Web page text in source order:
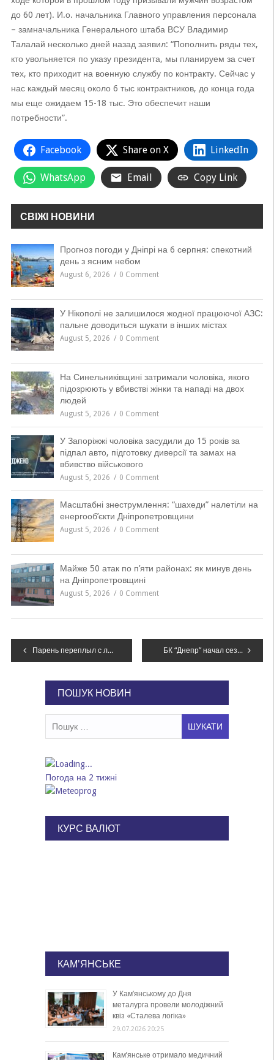
до 60 лет). И.о. начальника Главного управления персонала
– замначальника Генерального штаба ВСУ Владимир
Талалай несколько дней назад заявил: “Пополнить ряды тех,
кто увольняется по указу президента, мы планируем за счет
тех, кто приходит на военную службу по контракту. Сейчас у
нас каждый месяц около 6 тыс контрактников, до конца года
мы еще ожидаем 15-18 тыс. Это обеспечит наши
потребности”.
Facebook Share on X LinkedIn
WhatsApp Email Copy Link
СВІЖІ НОВИНИ
Прогноз погоди у Дніпрі на 6 серпня: спекотний
день з ясним небом
August 6, 2026 0 Comment
У Нікополі не залишилося жодної працюючої АЗС:
пальне доводиться шукати в інших містах
August 5, 2026 0 Comment
На Синельниківщині затримали чоловіка, якого
підозрюють у вбивстві жінки та нападі на двох
людей
August 5, 2026 0 Comment
У Запоріжжі чоловіка засудили до 15 років за
підпал авто, підготовку диверсії та замах на
вбивство військового
August 5, 2026 0 Comment
Масштабні знеструмлення: “шахеди” налетіли на
енергооб’єкти Дніпропетровщини
August 5, 2026 0 Comment
Майже 50 атак по п’яти районах: як минув день
на Дніпропетровщині
August 5, 2026 0 Comment
Навігація
Парень переплыл с левого на правый берег Днепра БК “Днепр” начал сезон с поражений
ПОШУК НОВИН
Погода на 2 тижні
КУРС ВАЛЮТ
КАМ'ЯНСЬКЕ
У Кам’янському до Дня
металурга провели молодіжний
квіз «Сталева логіка»
29.07.2026 20:25
Кам’янське отримало медичний